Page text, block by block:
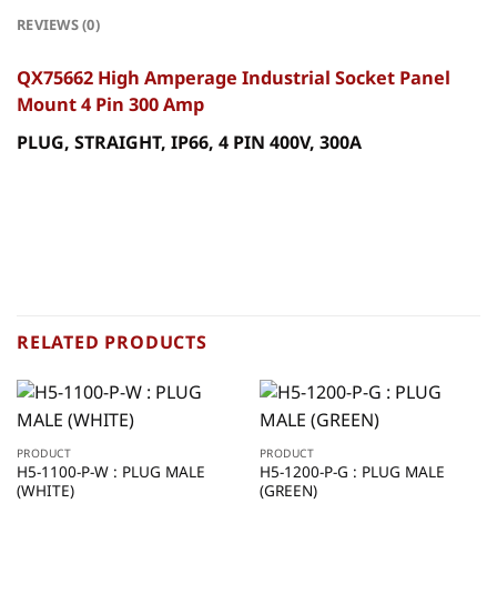
REVIEWS (0)
QX75662 High Amperage Industrial Socket Panel
Mount 4 Pin 300 Amp
PLUG, STRAIGHT, IP66, 4 PIN 400V, 300A
RELATED PRODUCTS
PRODUCT
H5-1100-P-W : PLUG MALE
(WHITE)
PRODUCT
H5-1200-P-G : PLUG MALE
(GREEN)